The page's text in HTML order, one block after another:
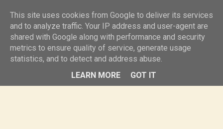
knurr.pl
MENU
This site uses cookies from Google to deliver its services
and to analyze traffic. Your IP address and user-agent are
shared with Google along with performance and security
metrics to ensure quality of service, generate usage
statistics, and to detect and address abuse.
LEARN MORE
GOT IT